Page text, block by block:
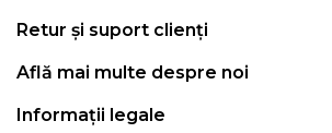
Retur și suport clienți
Află mai multe despre noi
Informații legale